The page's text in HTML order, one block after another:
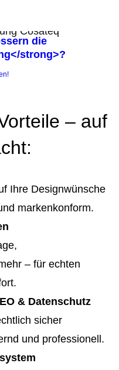
die
strong>?
– auf
Ihre Designwünsche
markenkonform.
– für echten
& Datenschutz
sicher
und professionell.